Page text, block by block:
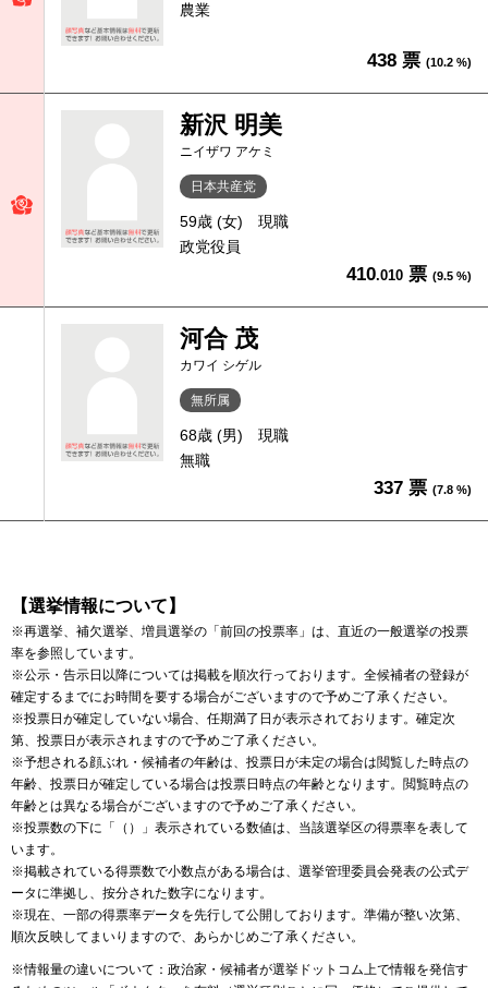
農業
438 票 (10.2 %)
新沢 明美
ニイザワ アケミ
日本共産党
59歳 (女)
現職
政党役員
410.010 票 (9.5 %)
河合 茂
カワイ シゲル
無所属
68歳 (男)
現職
無職
337 票 (7.8 %)
【選挙情報について】
※再選挙、補欠選挙、増員選挙の「前回の投票率」は、直近の一般選挙の投票
率を参照しています。
※公示・告示日以降については掲載を順次行っております。全候補者の登録が
確定するまでにお時間を要する場合がございますので予めご了承ください。
※投票日が確定していない場合、任期満了日が表示されております。確定次
第、投票日が表示されますので予めご了承ください。
※予想される顔ぶれ・候補者の年齢は、投票日が未定の場合は閲覧した時点の
年齢、投票日が確定している場合は投票日時点の年齢となります。閲覧時点の
年齢とは異なる場合がございますので予めご了承ください。
※投票数の下に「（）」表示されている数値は、当該選挙区の得票率を表して
います。
※掲載されている得票数で小数点がある場合は、選挙管理委員会発表の公式デ
ータに準拠し、按分された数字になります。
※現在、一部の得票率データを先行して公開しております。準備が整い次第、
順次反映してまいりますので、あらかじめご了承ください。
※情報量の違いについて：政治家・候補者が選挙ドットコム上で情報を発信す